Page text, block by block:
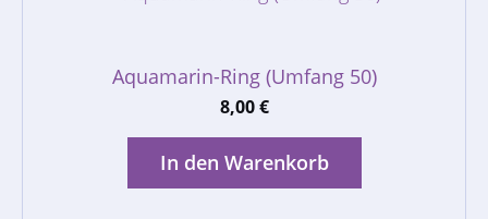
Aquamarin-Ring (Umfang 50)
8,00€
In den Warenkorb